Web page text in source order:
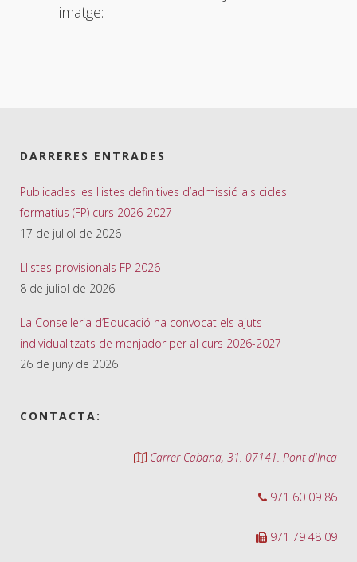
imatge:
DARRERES ENTRADES
Publicades les llistes definitives d’admissió als cicles
formatius (FP) curs 2026-2027
17 de juliol de 2026
Llistes provisionals FP 2026
8 de juliol de 2026
La Conselleria d’Educació ha convocat els ajuts
individualitzats de menjador per al curs 2026-2027
26 de juny de 2026
CONTACTA:
Carrer Cabana, 31. 07141. Pont d'Inca
971 60 09 86
971 79 48 09